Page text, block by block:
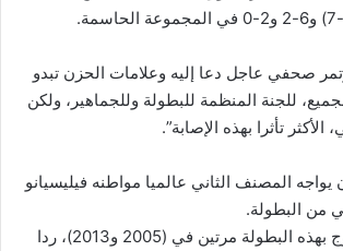
صحفي عاجل دعا إليه وعلامات الحزن تبدو
للجنة المنظمة للبطولة وللجماهير، ولكن
تأثرا بهذه الإصابة”.
المصنف الثاني عالميا مواطنه فيليسيانو
من البطولة.
وقال نادال، الذي توج بهذه البطولة مرتين في (2005 و2013)، ردا